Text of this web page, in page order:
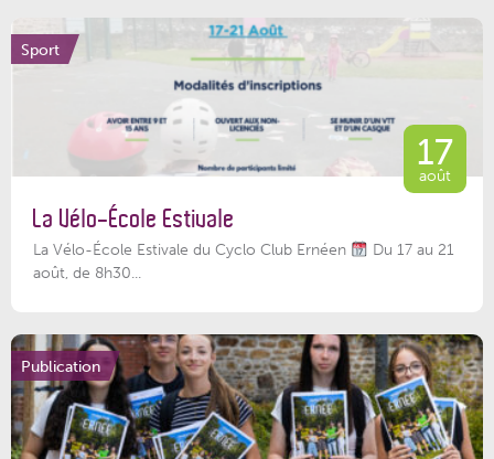
Sport
17
août
La Vélo-École Estivale
La Vélo-École Estivale du Cyclo Club Ernéen
Du 17 au 21
août, de 8h30...
Publication